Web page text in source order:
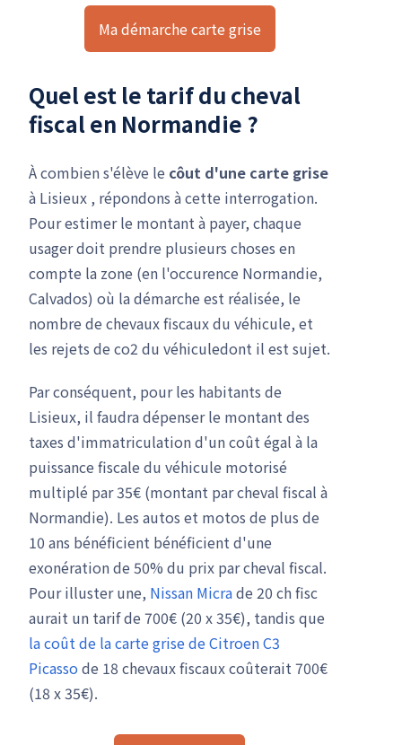
Ma démarche carte grise
Quel est le tarif du cheval
fiscal en Normandie ?
À combien s'élève le côut d'une carte grise
à Lisieux , répondons à cette interrogation.
Pour estimer le montant à payer, chaque
usager doit prendre plusieurs choses en
compte la zone (en l'occurence Normandie,
Calvados) où la démarche est réalisée, le
nombre de chevaux fiscaux du véhicule, et
les rejets de co2 du véhiculedont il est sujet.
Par conséquent, pour les habitants de
Lisieux, il faudra dépenser le montant des
taxes d'immatriculation d'un coût égal à la
puissance fiscale du véhicule motorisé
multiplé par 35€ (montant par cheval fiscal à
Normandie). Les autos et motos de plus de
10 ans bénéficient bénéficient d'une
exonération de 50% du prix par cheval fiscal.
Pour illuster une, Nissan Micrade 20 ch fisc
aurait un tarif de 700€ (20 x 35€), tandis que
la coût de la carte grise de Citroen C3
Picassode 18 chevaux fiscaux coûterait 700€
(18 x 35€).